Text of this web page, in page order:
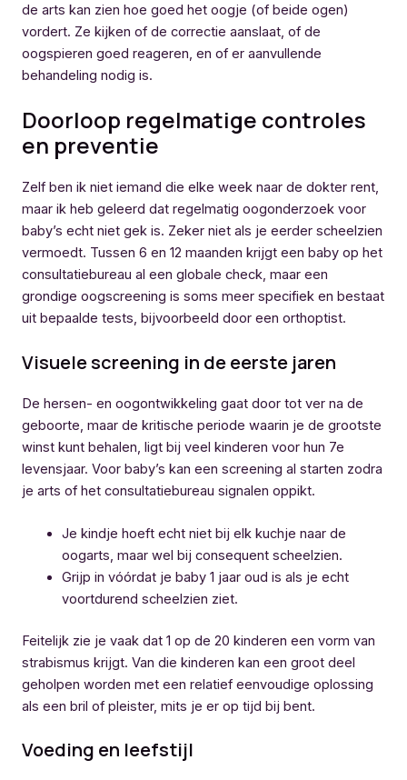
de arts kan zien hoe goed het oogje (of beide ogen)
vordert. Ze kijken of de correctie aanslaat, of de
oogspieren goed reageren, en of er aanvullende
behandeling nodig is.
Doorloop regelmatige controles
en preventie
Zelf ben ik niet iemand die elke week naar de dokter rent,
maar ik heb geleerd dat regelmatig oogonderzoek voor
baby’s echt niet gek is. Zeker niet als je eerder scheelzien
vermoedt. Tussen 6 en 12 maanden krijgt een baby op het
consultatiebureau al een globale check, maar een
grondige oogscreening is soms meer specifiek en bestaat
uit bepaalde tests, bijvoorbeeld door een orthoptist.
Visuele screening in de eerste jaren
De hersen- en oogontwikkeling gaat door tot ver na de
geboorte, maar de kritische periode waarin je de grootste
winst kunt behalen, ligt bij veel kinderen voor hun 7e
levensjaar. Voor baby’s kan een screening al starten zodra
je arts of het consultatiebureau signalen oppikt.
Je kindje hoeft echt niet bij elk kuchje naar de
oogarts, maar wel bij consequent scheelzien.
Grijp in vóórdat je baby 1 jaar oud is als je echt
voortdurend scheelzien ziet.
Feitelijk zie je vaak dat 1 op de 20 kinderen een vorm van
strabismus krijgt. Van die kinderen kan een groot deel
geholpen worden met een relatief eenvoudige oplossing
als een bril of pleister, mits je er op tijd bij bent.
Voeding en leefstijl